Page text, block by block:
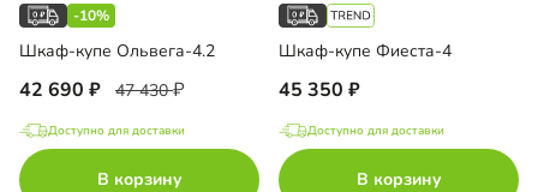
-10%
Шкаф-купе Ольвега-4.2
42 690 47 430
Доступно для доставки
В корзину
Шкаф-купе Фиеста-4
45 350
Доступно для доставки
В корзину